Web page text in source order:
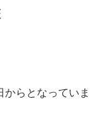
からとなっていま